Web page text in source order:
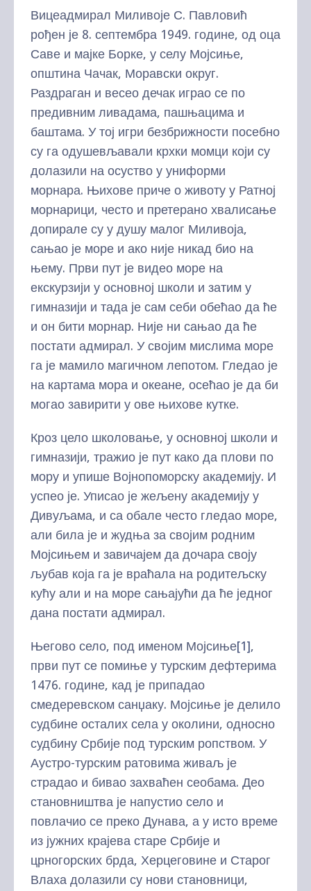
Вицеадмирал Миливоје С. Павловић
рођен је 8. септембра 1949. године, од оца
Саве и мајке Борке, у селу Мојсиње,
општина Чачак, Моравски округ.
Раздраган и весео дечак играо се по
предивним ливадама, пашњацима и
баштама. У тој игри безбрижности посебно
су га одушевљавали крхки момци који су
долазили на осуство у униформи
морнара. Њихове приче о животу у Ратној
морнарици, често и претерано хвалисање
допирале су у душу малог Миливоја,
сањао је море и ако није никад био на
њему. Први пут је видео море на
екскурзији у основној школи и затим у
гимназији и тада је сам себи обећао да ће
и он бити морнар. Није ни сањао да ће
постати адмирал. У својим мислима море
га је мамило магичном лепотом. Гледао је
на картама мора и океане, осећао је да би
могао завирити у ове њихове кутке.
Кроз цело школовање, у основној школи и
гимназији, тражио је пут како да плови по
мору и упише Војнопоморску академију. И
успео је. Уписао је жељену академију у
Дивуљама, и са обале често гледао море,
али била је и жудња за својим родним
Мојсињем и завичајем да дочара своју
љубав која га је враћала на родитељску
кућу али и на море сањајући да ће једног
дана постати адмирал.
Његово село, под именом Мојсиње[1],
први пут се помиње у турским дефтерима
1476. године, кад је припадао
смедеревском санџаку. Мојсиње је делило
судбине осталих села у околини, односно
судбину Србије под турским ропством. У
Аустро-турским ратовима живаљ је
страдао и бивао захваћен сеобама. Део
становништва је напустио село и
повлачио се преко Дунава, а у исто време
из јужних крајева старе Србије и
црногорских брда, Херцеговине и Старог
Влаха долазили су нови становници,